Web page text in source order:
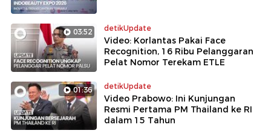
03:52 detikUpdate
Video: Korlantas Pakai Face
Recognition, 16 Ribu Pelanggaran
Pelat Nomor Terekam ETLE
01:36 detikUpdate
Video Prabowo: Ini Kunjungan
Resmi Pertama PM Thailand ke RI
dalam 15 Tahun